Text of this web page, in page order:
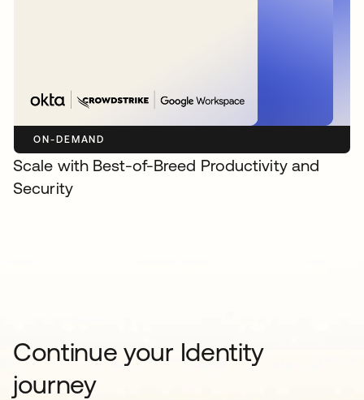
ON-DEMAND
Scale with Best-of-Breed Productivity and
Security
Continue your Identity
journey